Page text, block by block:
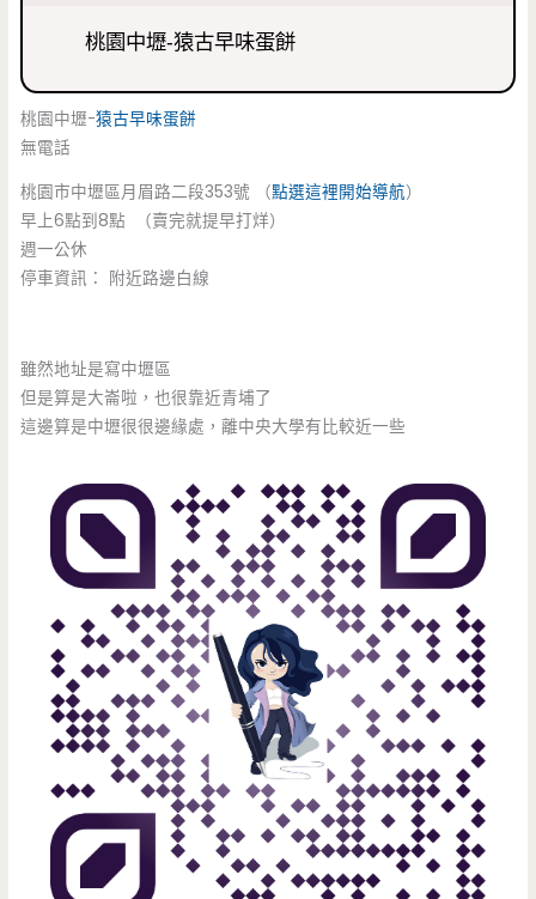
桃園中壢-猿古早味蛋餅
桃園中壢-猿古早味蛋餅
無電話
桃園市中壢區月眉路二段353號 （點選這裡開始導航）
早上6點到8點 （賣完就提早打烊）
週一公休
停車資訊： 附近路邊白線
雖然地址是寫中壢區
但是算是大崙啦，也很靠近青埔了
這邊算是中壢很很邊緣處，離中央大學有比較近一些